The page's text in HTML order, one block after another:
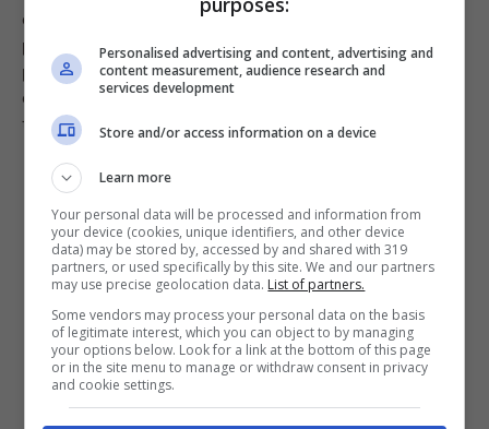
è un vero spreco! Può infatti diventare un
portentoso per smacchiare i capi bianchi, così come
per far tornare a brillare il nostro argento! In entrambi i
casi basterà riempire un recipiente e immergere il
tessuto o l’oggetto in questione.
Personalised advertising and content, advertising and
content measurement, audience research and
services development
Store and/or access information on a device
Learn more
Your personal data will be processed and information from
your device (cookies, unique identifiers, and other device
data) may be stored by, accessed by and shared with 319
partners, or used specifically by this site. We and our partners
may use precise geolocation data. List of partners.
Some vendors may process your personal data on the basis
of legitimate interest, which you can object to by managing
your options below. Look for a link at the bottom of this page
or in the site menu to manage or withdraw consent in privacy
and cookie settings.